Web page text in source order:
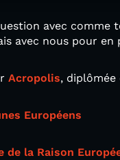
avec comme
avec nous pour en
Acropolis,
Européens
de la Raison